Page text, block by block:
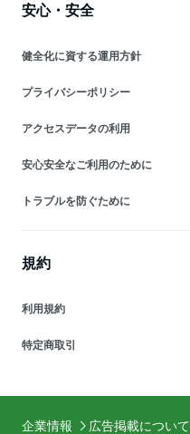
安心・安全
健全化に資する運用方針
プライバシーポリシー
アクセスデータの利用
安心安全なご利用のために
トラブルを防ぐために
規約
利用規約
特定商取引
企業情報 広告掲載について